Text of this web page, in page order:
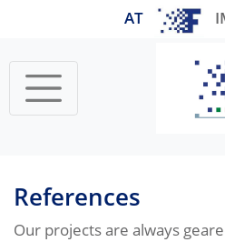
AT
References
Our projects are always